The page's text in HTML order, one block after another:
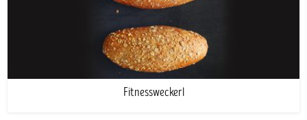
Fitnessweckerl